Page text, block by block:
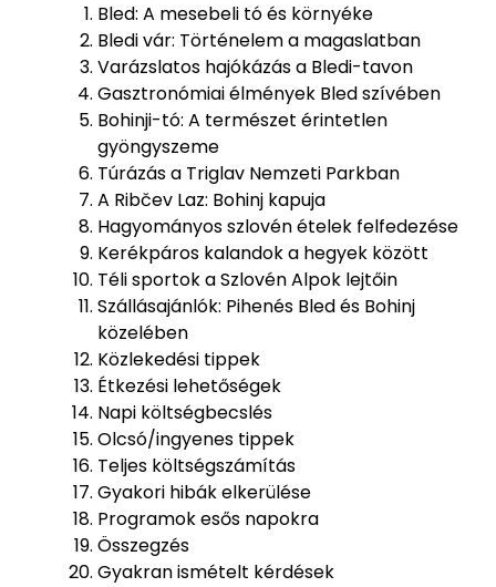
Bled: A mesebeli tó és környéke
Bledi vár: Történelem a magaslatban
Varázslatos hajókázás a Bledi-tavon
Gasztronómiai élmények Bled szívében
Bohinji-tó: A természet érintetlen
gyöngyszeme
Túrázás a Triglav Nemzeti Parkban
A Ribčev Laz: Bohinj kapuja
Hagyományos szlovén ételek felfedezése
Kerékpáros kalandok a hegyek között
Téli sportok a Szlovén Alpok lejtőin
Szállásajánlók: Pihenés Bled és Bohinj
közelében
Közlekedési tippek
Étkezési lehetőségek
Napi költségbecslés
Olcsó/ingyenes tippek
Teljes költségszámítás
Gyakori hibák elkerülése
Programok esős napokra
Összegzés
Gyakran ismételt kérdések